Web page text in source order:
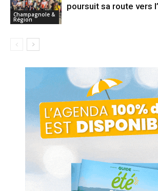
Champagnole &
Région
poursuit sa route vers